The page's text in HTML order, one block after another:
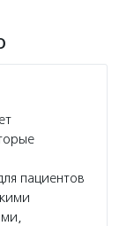
пациентов